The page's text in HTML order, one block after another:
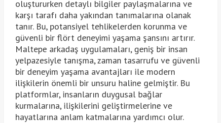
oluştururken detaylı bilgiler paylaşmalarına ve
karşı tarafı daha yakından tanımalarına olanak
tanır. Bu, potansiyel tehlikelerden korunma ve
güvenli bir flört deneyimi yaşama şansını artırır.
Maltepe arkadaş uygulamaları, geniş bir insan
yelpazesiyle tanışma, zaman tasarrufu ve güvenli
bir deneyim yaşama avantajları ile modern
ilişkilerin önemli bir unsuru haline gelmiştir. Bu
platformlar, insanların duygusal bağlar
kurmalarına, ilişkilerini geliştirmelerine ve
hayatlarına anlam katmalarına yardımcı olur.